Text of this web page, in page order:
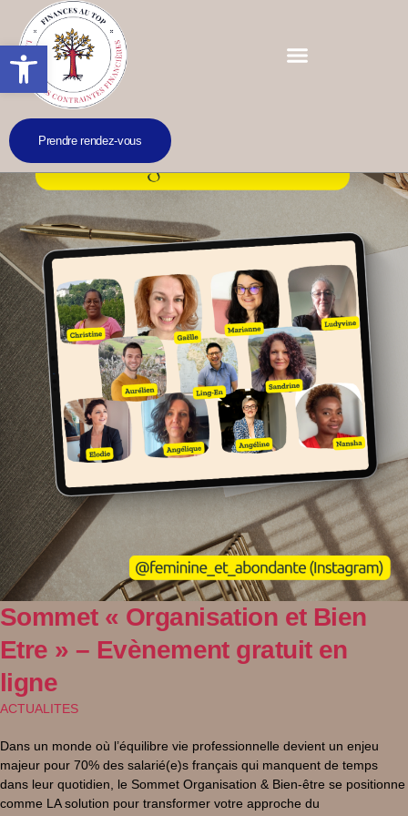
Ouvrir la barre d’outils
Prendre rendez-vous
Sommet « Organisation et Bien
Etre » – Evènement gratuit en
ligne
ACTUALITES
Dans un monde où l’équilibre vie professionnelle devient un enjeu
majeur pour 70% des salarié(e)s français qui manquent de temps
dans leur quotidien, le Sommet Organisation & Bien-être se positionne
comme LA solution pour transformer votre approche du